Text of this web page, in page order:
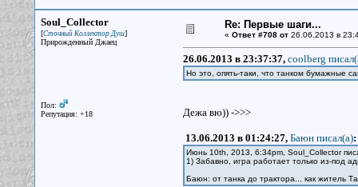
Soul_Collector
[Сточный Коллектор Душ]
Прирожденный Джаец
Пол:
Репутация: +18
Re: Первые шаги...
« Ответ #708 от26.06.2013 в
26.06.2013 в 23:37:37, coolberg
Но это, опять-таки, что танком бумажные
Дежа вю)) ->>>
13.06.2013 в 01:24:27, Баюн писал(a):
Июнь 10th, 2013, 6:34pm, Soul_Collector
1) Забавно, игра работает только из-под
Баюн: от танка до трактора... как житель